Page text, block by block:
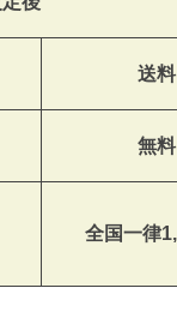
送料
無料
全国一律